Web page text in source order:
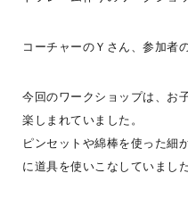
#ログログ
資料請求
こんにち
#ログロ
BESSに暮らす人、BESSで
フラットに、自由に書きこ
日常を楽しんでいる声や
つぎつぎお知らせしていき
コーチャーのＹさん、参加者
今回のワークショップは、お
楽しまれていました。
ピンセットや綿棒を使った細
に道具を使いこなしていました